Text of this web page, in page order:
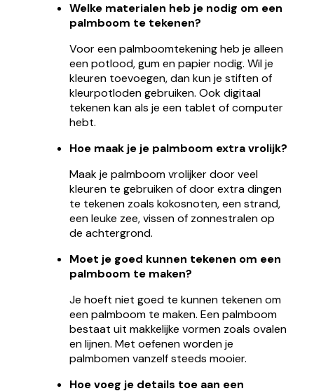
Welke materialen heb je nodig om een
palmboom te tekenen?
Voor een palmboomtekening heb je alleen
een potlood, gum en papier nodig. Wil je
kleuren toevoegen, dan kun je stiften of
kleurpotloden gebruiken. Ook digitaal
tekenen kan als je een tablet of computer
hebt.
Hoe maak je je palmboom extra vrolijk?
Maak je palmboom vrolijker door veel
kleuren te gebruiken of door extra dingen
te tekenen zoals kokosnoten, een strand,
een leuke zee, vissen of zonnestralen op
de achtergrond.
Moet je goed kunnen tekenen om een
palmboom te maken?
Je hoeft niet goed te kunnen tekenen om
een palmboom te maken. Een palmboom
bestaat uit makkelijke vormen zoals ovalen
en lijnen. Met oefenen worden je
palmbomen vanzelf steeds mooier.
Hoe voeg je details toe aan een